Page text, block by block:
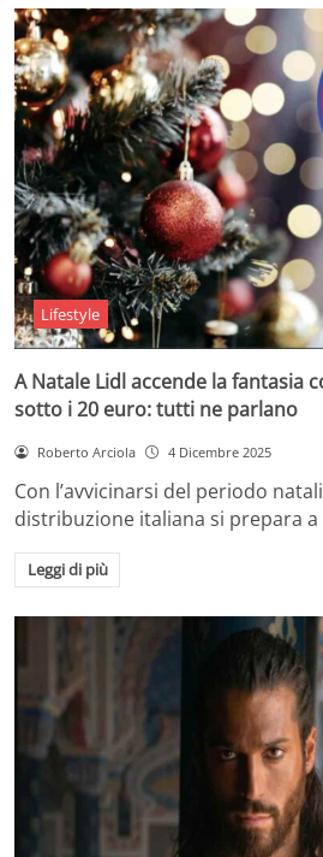
Lifestyle
A Natale Lidl accende la fantasia
sotto i 20 euro: tutti ne parlano
Roberto Arciola 4 Dicembre 2025
Con l’avvicinarsi del periodo
distribuzione italiana si prepara
Leggi di più